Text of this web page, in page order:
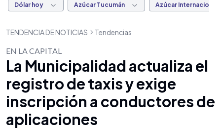
Dólar hoy Azúcar Tucumán Azúcar Internacional
TENDENCIA DE NOTICIAS Tendencias
EN LA CAPITAL
La Municipalidad actualiza el
registro de taxis y exige
inscripción a conductores de
aplicaciones